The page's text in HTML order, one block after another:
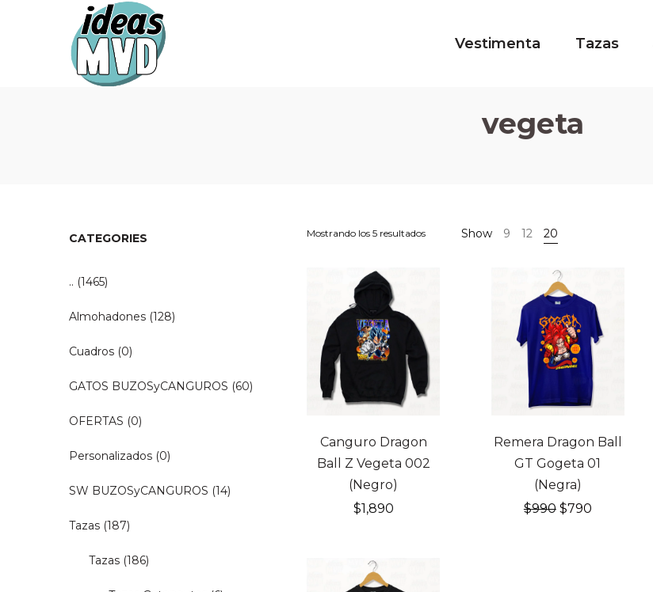
Ideas
Ideas Vestimenta Tazas
vegeta
Mostrando los 5 resultados Show 9 12 20
Canguro Dragon
Ball Z Vegeta 002
(Negro)
$1,890
20% OFF
Remera Dragon Ball
GT Gogeta 01
(Negra)
$990 El
$790El
CATEGORIES
.. (1465)
Almohadones (128)
Cuadros (0)
GATOS BUZOSyCANGUROS (60)
OFERTAS (0)
Personalizados (0)
SW BUZOSyCANGUROS (14)
Tazas (187)
Tazas (186)